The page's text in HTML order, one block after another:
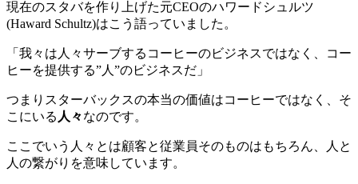
現在のスタバを作り上げた元CEOのハワードシュルツ
(Haward Schultz)はこう語っていました。
「我々は人々サーブするコーヒーのビジネスではなく、コー
ヒーを提供する”人”のビジネスだ」
つまりスターバックスの本当の価値はコーヒーではなく、そ
こにいる 人々なのです。
ここでいう人々とは顧客と従業員そのものはもちろん、人と
人の繋がりを意味しています。